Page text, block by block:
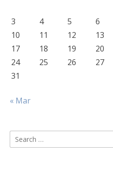
3
4 5 6
10
11 12 13
17
18 19 20
24
25 26 27
31
« Mar
Search
for: